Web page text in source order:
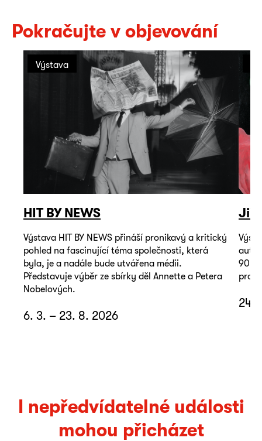
Pokračujte v objevování
Výstava
HIT BY NEWS
Výstava HIT BY NEWS přináší pronikavý a kritický
pohled na fascinující téma společnosti, která
byla, je a nadále bude utvářena médii.
Představuje výběr ze sbírky děl Annette a Petera
Nobelových.
6. 3. – 23. 8. 2026
Jiří
90.
24.
I nepředvídatelné události
mohou přicházet